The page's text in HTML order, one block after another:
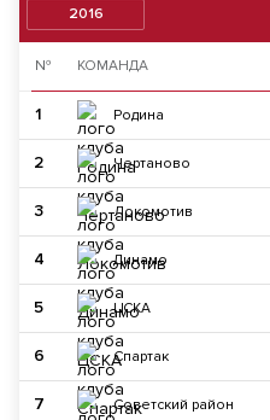
2016
№ КОМАНДА
1 Родина
2 Чертаново
3 Локомотив
4 Динамо
5 ЦСКА
6 Спартак
7 Советский район